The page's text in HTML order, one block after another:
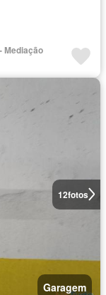
Mediação
12fotos
Garagem